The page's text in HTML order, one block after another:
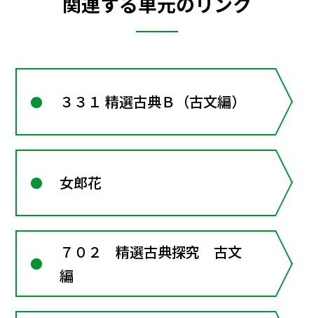
３３１ 精選古典Ｂ（古文編）
女郎花
７０２ 精選古典探究 古文
編